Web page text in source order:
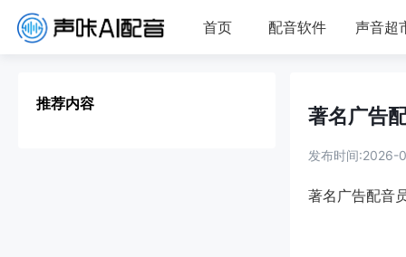
首页 配音软件 声音超
推荐内容
著名广告
发布时间
著名广告配音